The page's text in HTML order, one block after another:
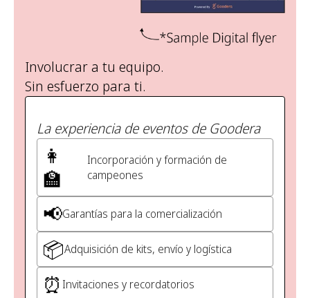
Involucrar a tu equipo.
Sin esfuerzo para ti.
La experiencia de eventos de Goodera
👩 ‍
🏫
Incorporación y formación de
campeones
📢Garantías para la comercialización
📦Adquisición de kits, envío y logística
⏰ Invitaciones y recordatorios